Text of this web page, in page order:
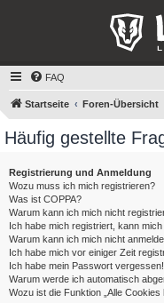
FAQ
Startseite Foren-Übersicht
Häufig gestellte
Registrierung und Anmeldung
Wozu muss ich mich registrieren?
Was ist COPPA?
Warum kann ich mich nicht
Ich habe mich registriert, kann
Warum kann ich mich nicht
Ich habe mich vor einiger Zeit
Ich habe mein Passwort vergessen!
Warum werde ich automatisch
Wozu ist die Funktion „Alle Cookies